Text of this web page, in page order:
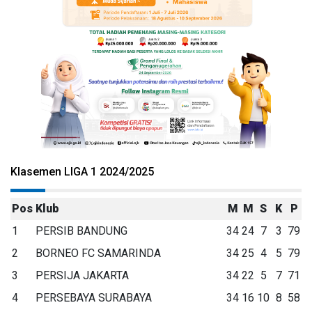
Klasemen LIGA 1 2024/2025
Pos Klub M M S K
P
1
PERSIB BANDUNG 34 24 7 3 79
2
BORNEO FC SAMARINDA 34 25 4 5 79
3
PERSIJA JAKARTA 34 22 5 7 71
4
PERSEBAYA SURABAYA 34 16 10 8 58